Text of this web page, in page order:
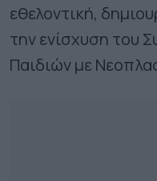
εθελοντική,
την ενίσχυση του
Παιδιών με